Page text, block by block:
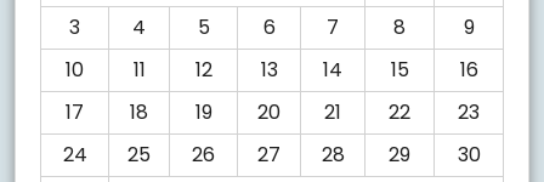
3
4 5 6 7 8
9
10
11 12 13 14 15
16
17
18 19 20 21 22
23
24
25 26 27 28 29 30